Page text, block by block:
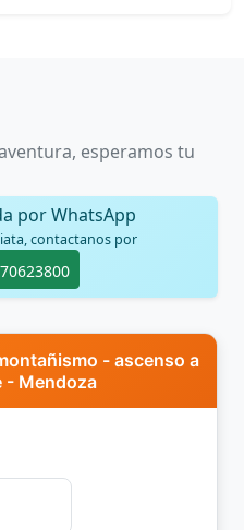
esperamos tu
por WhatsApp
contactanos por
- ascenso a
- Mendoza